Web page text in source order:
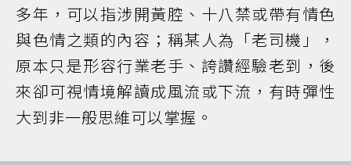
多年，可以指涉開黃腔、十八禁或帶有情色
與色情之類的內容；稱某人為「老司機」，
原本只是形容行業老手、誇讚經驗老到，後
來卻可視情境解讀成風流或下流，有時彈性
大到非一般思維可以掌握。